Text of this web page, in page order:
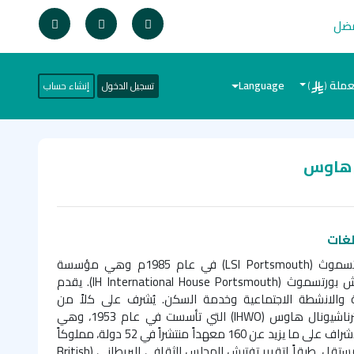
(
)
Language تسجيل الدخول إنشاء حساب
هاوس
تأسس معهد إل إس آي بورتسموث (LSI Portsmouth) في عام 1985م وهي مؤسسة
بورتسموث (IH International House Portsmouth). يقدم
والانشطة الاجتماعية وخدمة السكن. يُشرف على كلاً من
هاوس (IHWO) التي تأسست في عام 1953، وهي
منظمة تعليمية دولية تقوم بالإشراف على ما يزيد عن 160 معهداً منتشراً في 52 دولة، مملوكاً